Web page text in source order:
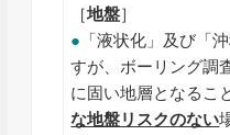
［地盤］
● 「液状化」及び「
すが、ボーリング調
に固い地層となるこ
な地盤リスクのない